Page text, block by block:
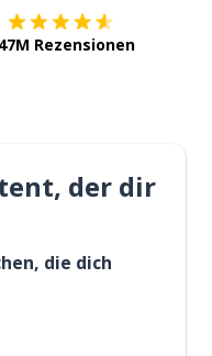
Rezensionen
der dir
die dich